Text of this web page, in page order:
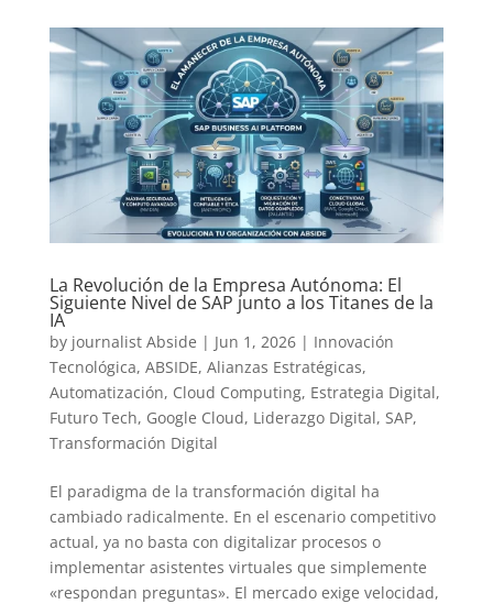
La Revolución de la Empresa Autónoma: El
Siguiente Nivel de SAP junto a los Titanes de la
IA
by journalist Abside | Jun 1, 2026| Innovación
Tecnológica, ABSIDE, Alianzas Estratégicas,
Automatización, Cloud Computing, Estrategia Digital,
Futuro Tech, Google Cloud, Liderazgo Digital, SAP,
Transformación Digital
El paradigma de la transformación digital ha
cambiado radicalmente. En el escenario competitivo
actual, ya no basta con digitalizar procesos o
implementar asistentes virtuales que simplemente
«respondan preguntas». El mercado exige velocidad,